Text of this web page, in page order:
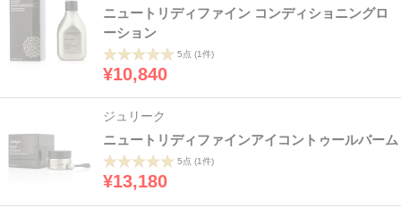
ニュートリディファイン コンディショニングロ
ーション
5点 (1件)
¥10,840
ジュリーク
ニュートリディファインアイコントゥールバーム
5点 (1件)
¥13,180